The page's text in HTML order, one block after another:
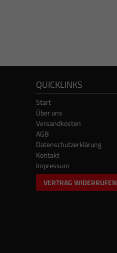
QUICKLINKS
Start
Über uns
Versandkosten
AGB
Datenschutzerklärung
Kontakt
Impressum
VERTRAG WIDERRUFEN